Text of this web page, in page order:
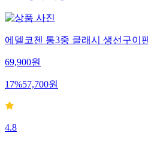
에델코첸 통3중 클래시 생선구이
69,900원
17%57,700원
4.8